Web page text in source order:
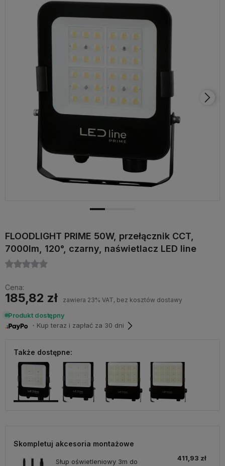
FLOODLIGHT PRIME 50W, przełącznik CCT,
7000lm, 120°, czarny, naświetlacz LED line
Cena:
185,82 zł zawiera 23% VAT, bez kosztów dostawy
Produkt dostępny
・Kup teraz i zapłać za 30 dni
Także dostępne:
Skompletuj akcesoria montażowe
Słup oświetleniowy 3m do
411,93 zł